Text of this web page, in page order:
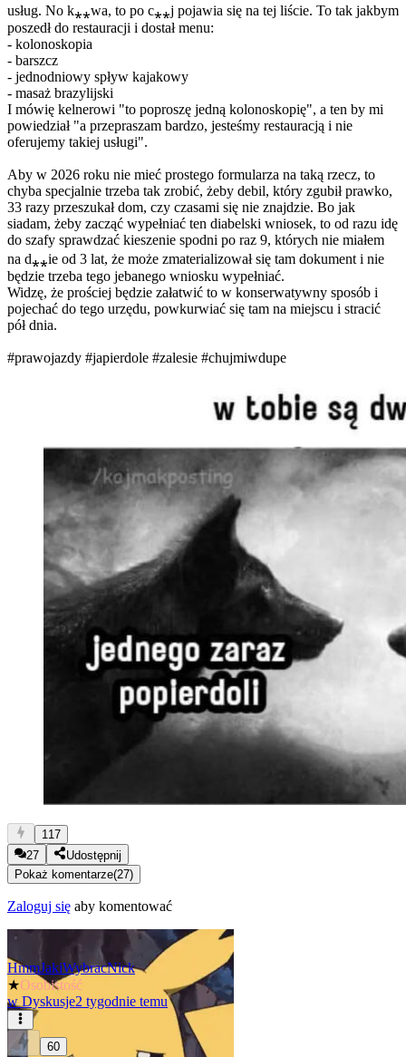
usług. No k⁎⁎wa, to po c⁎⁎j pojawia się na tej liście. To tak jakbym
poszedł do restauracji i dostał menu:
- kolonoskopia
- barszcz
- jednodniowy spływ kajakowy
- masaż brazylijski
I mówię kelnerowi "to poproszę jedną kolonoskopię", a ten by mi
powiedział "a przepraszam bardzo, jesteśmy restauracją i nie
oferujemy takiej usługi".
Aby w 2026 roku nie mieć prostego formularza na taką rzecz, to
chyba specjalnie trzeba tak zrobić, żeby debil, który zgubił prawko,
33 razy przeszukał dom, czy czasami się nie znajdzie. Bo jak
siadam, żeby zacząć wypełniać ten diabelski wniosek, to od razu idę
do szafy sprawdzać kieszenie spodni po raz 9, których nie miałem
na d⁎⁎ie od 3 lat, że może zmaterializował się tam dokument i nie
będzie trzeba tego jebanego wniosku wypełniać.
Widzę, że prościej będzie załatwić to w konserwatywny sposób i
pojechać do tego urzędu, powkurwiać się tam na miejscu i stracić
pół dnia.
#prawojazdy #japierdole #zalesie #chujmiwdupe
117
27
Udostępnij
Pokaż komentarze(27)
Zaloguj się aby komentować
HmmJakiWybracNick
★Osobistość
w Dyskusje2 tygodnie temu
60